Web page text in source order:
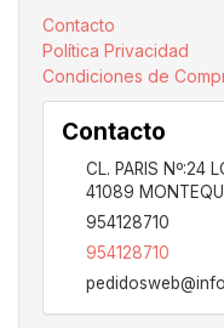
Contacto
Política Privacidad
Condiciones de
Contacto
CL. PARIS Nº:24
41089
954128710
954128710